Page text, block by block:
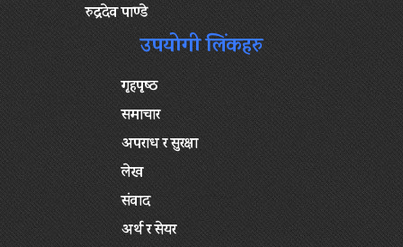
रुद्रदेव पाण्डे
उपयोगी लिंकहरु
गृहपृष्‍ठ
समाचार
अपराध र सुरक्षा
लेख
संवाद
अर्थ र सेयर